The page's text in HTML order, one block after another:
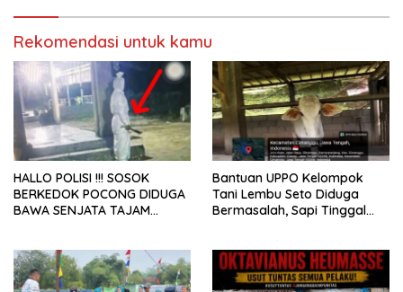
Rekomendasi untuk kamu
HALLO POLISI !!! SOSOK
BERKEDOK POCONG DIDUGA
BAWA SENJATA TAJAM
LEBONG
Bantuan UPPO Kelompok
Tani Lembu Seto Diduga
Bermasalah, Sapi Tinggal